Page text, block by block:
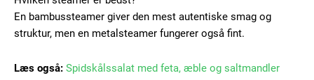
En bambussteamer giver den mest autentiske smag og
struktur, men en metalsteamer fungerer også fint.
Læs også: Spidskålssalat med feta, æble og saltmandler